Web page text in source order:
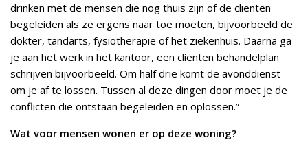
drinken met de mensen die nog thuis zijn of de cliënten
begeleiden als ze ergens naar toe moeten, bijvoorbeeld de
dokter, tandarts, fysiotherapie of het ziekenhuis. Daarna ga
je aan het werk in het kantoor, een cliënten behandelplan
schrijven bijvoorbeeld. Om half drie komt de avonddienst
om je af te lossen. Tussen al deze dingen door moet je de
conflicten die ontstaan begeleiden en oplossen.”
Wat voor mensen wonen er op deze woning?